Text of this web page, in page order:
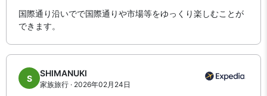
国際通り沿いでで国際通りや市場等をゆっくり楽しむことが
できます。
S
SHIMANUKI
家族旅行 · 2026年02月24日